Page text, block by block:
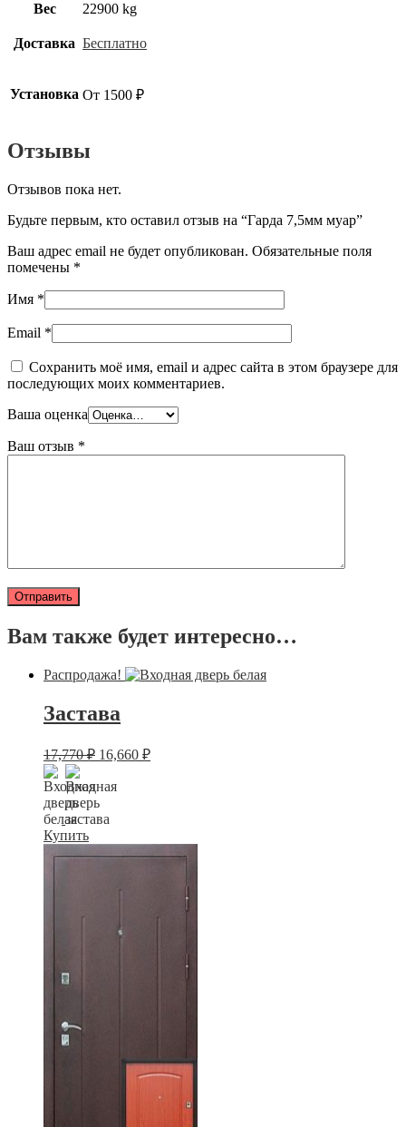
Вес 22900 kg
Доставка Бесплатно
Установка От 1500 ₽
Отзывы
Отзывов пока нет.
Будьте первым, кто оставил отзыв на “Гарда 7,5мм муар”
Ваш адрес email не будет опубликован. Обязательные поля
помечены *
Имя *
Email *
Сохранить моё имя, email и адрес сайта в этом браузере для
последующих моих комментариев.
Ваша оценка
Ваш отзыв *
Вам также будет интересно…
Распродажа!
Застава
17,770₽ 16,660 ₽
Купить